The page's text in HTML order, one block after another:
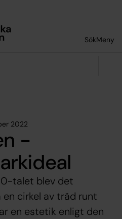
SökMeny
2022
-
talet blev det
cirkel av träd runt
en estetik enligt den